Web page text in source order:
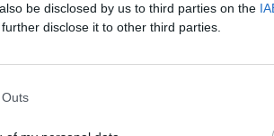
be disclosed by us to third parties on the
disclose it to other third parties.